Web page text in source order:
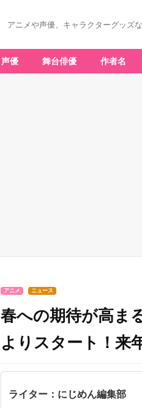
アニメや声優、キャラクターグッズ
声優 舞台俳優 作者名
アニメ ニュース
春への期待が高ま
よりスタート！来
ライター：にじめん編集部